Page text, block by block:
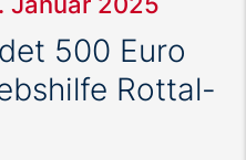
500 Euro
Rottal-